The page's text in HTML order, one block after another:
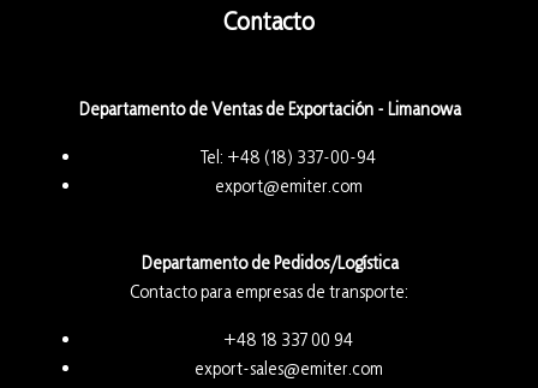
Contacto
Departamento de Ventas de Exportación - Limanowa
Tel: +48 (18) 337-00-94
export@emiter.com
Departamento de Pedidos/Logística
Contacto para empresas de transporte:
+48 18 337 00 94
export-sales@emiter.com